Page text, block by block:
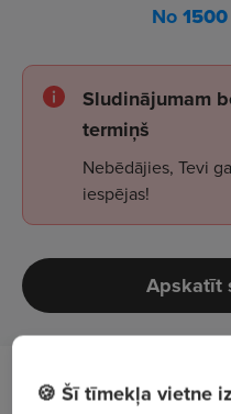
No1500
Sludinājumam
termiņš
Nebēdājies, Tevi
iespējas!
Apskatīt
Darba apraksts
🍪 Šī tīmekļa vietne